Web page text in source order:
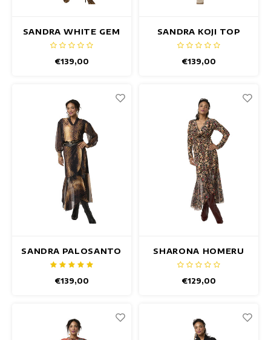
SANDRA WHITE GEM
TOP
€139,00
SANDRA KOJI TOP
€139,00
SANDRA PALOSANTO
TOP
€139,00
SHARONA HOMERU
OBERTEIL
€129,00